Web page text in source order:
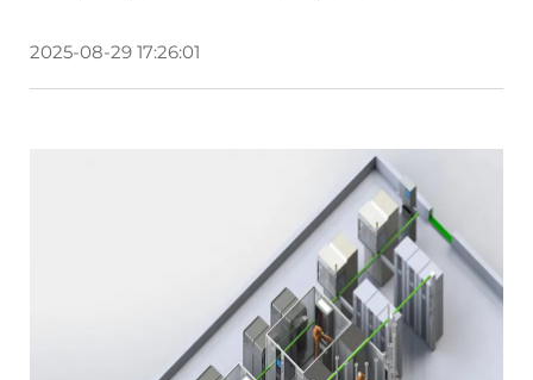
2025-08-29 17:26:01